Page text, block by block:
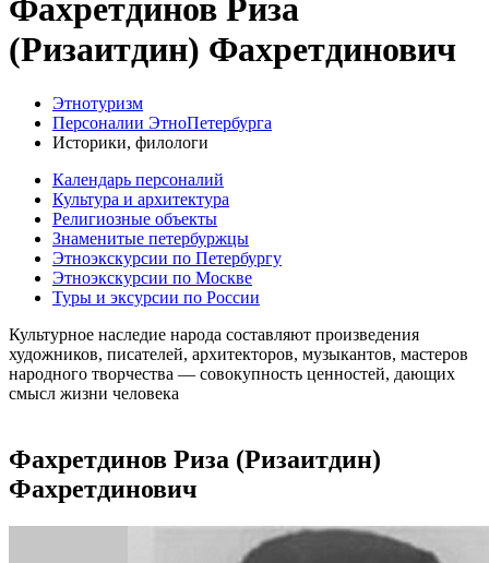
Фахретдинов Риза
(Ризаитдин) Фахретдинович
Этнотуризм
Персоналии ЭтноПетербурга
Историки, филологи
Календарь персоналий
Культура и архитектура
Религиозные объекты
Знаменитые петербуржцы
Этноэкскурсии по Петербургу
Этноэкскурсии по Москве
Туры и эксурсии по России
Культурное наследие народа составляют произведения
художников, писателей, архитекторов, музыкантов, мастеров
народного творчества ― совокупность ценностей, дающих
смысл жизни человека
Фахретдинов Риза (Ризаитдин)
Фахретдинович